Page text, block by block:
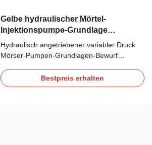
Gelbe hydraulischer Mörtel-
Injektionspumpe-Grundlage
überziehen Vertrag 15Kw
Hydraulisch angetriebener variabler Druck
Mörser-Pumpen-Grundlagen-Bewurf
1. Die Mörserpumpe hat die Eigenschaften
des hohen Arbeitsdrucks, des großen
Bestpreis erhalten